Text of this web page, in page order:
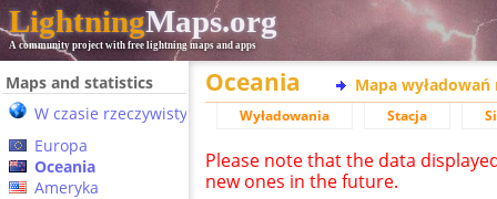
LightningMaps.org
A community project with free lightning maps and apps
Maps and statistics
W czasie rzeczywistym
Europa
Oceania
Ameryka
Oceania Mapa wyładowań
Wyładowania Stacja
Please note that the data
new ones in the future.